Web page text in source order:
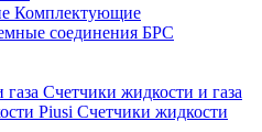
Комплектующие
соединения БРС
Счетчики жидкости и газа
Счетчики жидкости